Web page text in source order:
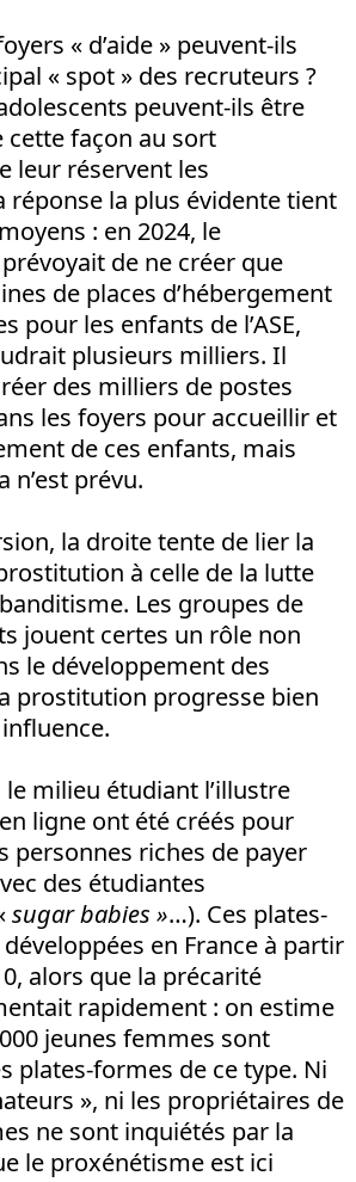
« d’aide » peuvent-ils
« spot » des recruteurs ?
peuvent-ils être
cette façon au sort
leur réservent les
réponse la plus évidente tient
: en 2024, le
de ne créer que
de places d’hébergement
pour les enfants de l’ASE,
plusieurs milliers. Il
des milliers de postes
les foyers pour accueillir et
de ces enfants, mais
n’est prévu.
la droite tente de lier la
à celle de la lutte
Les groupes de
jouent certes un rôle non
le développement des
prostitution progresse bien
le milieu étudiant l’illustre
ligne ont été créés pour
personnes riches de payer
des étudiantes
sugar babies »…). Ces plates-
en France à partir
alors que la précarité
rapidement : on estime
jeunes femmes sont
plates-formes de ce type. Ni
», ni les propriétaires de
ne sont inquiétés par la
le proxénétisme est ici